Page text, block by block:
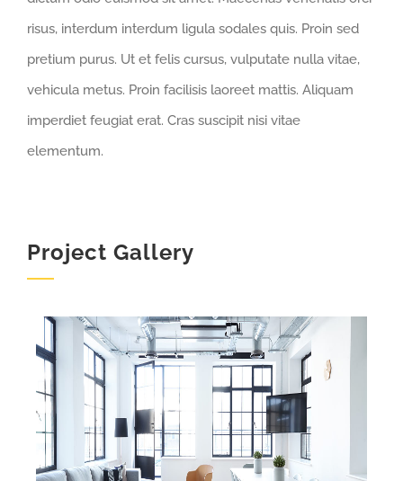
risus, interdum interdum ligula sodales quis. Proin sed
pretium purus. Ut et felis cursus, vulputate nulla vitae,
vehicula metus. Proin facilisis laoreet mattis. Aliquam
imperdiet feugiat erat. Cras suscipit nisi vitae
elementum.
Project Gallery